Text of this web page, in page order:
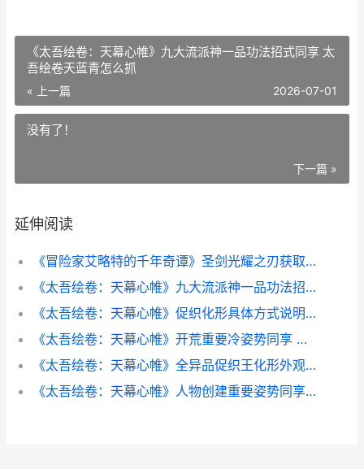
《太吾绘卷：天幕心帷》九大流派神一品功法招式同享 太
吾绘卷天蓝青怎么抓
« 上一篇 2026-07-01
没有了！
下一篇 »
延伸阅读
《冒险家艾略特的千年奇谭》圣剑光耀之刃获取方式说明 冒险家艾略特的千年奇谭最后三只猫
《太吾绘卷：天幕心帷》九大流派神一品功法招式同享 太吾绘卷天蓝青怎么抓
《太吾绘卷：天幕心帷》促织化形具体方式说明 太吾绘卷天蓝青怎么抓
《太吾绘卷：天幕心帷》开荒重要冷姿势同享 太吾绘卷天蓝青
《太吾绘卷：天幕心帷》全异品促织王化形外观同享 太吾绘卷天幕
《太吾绘卷：天幕心帷》人物创建重要姿势同享 太吾绘卷天幕心帷